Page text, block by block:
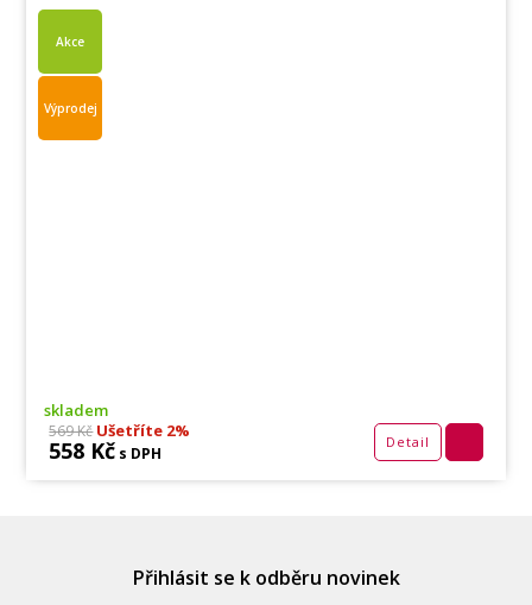
Akce
Výprodej
skladem
569 KčUšetříte 2%
558 Kč s DPH
Detail
Přihlásit se k odběru novinek